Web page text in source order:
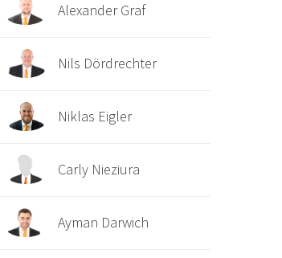
Alexander Graf
Nils Dördrechter
Niklas Eigler
Carly Nieziura
Ayman Darwich